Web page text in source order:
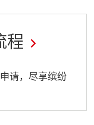
程
请，尽享缤纷